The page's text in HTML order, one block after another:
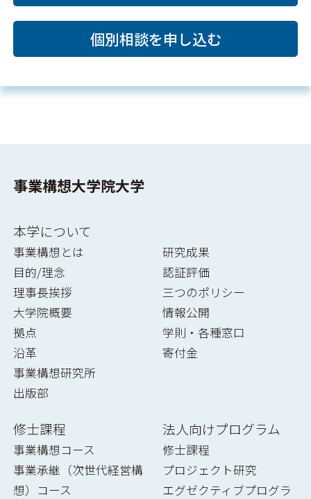
個別相談を申し込む
事業構想大学院大学
本学について
事業構想とは
目的/理念
理事長挨拶
大学院概要
拠点
沿革
事業構想研究所
出版部
研究成果
認証評価
三つのポリシー
情報公開
学則・各種窓口
寄付金
修士課程
事業構想コース
事業承継（次世代経営構
想）コース
法人向けプログラム
修士課程
プロジェクト研究
エグゼクティブプログラ